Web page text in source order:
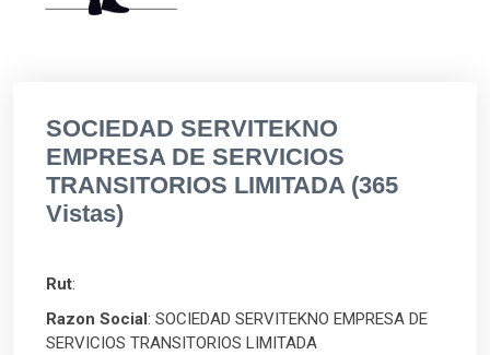
SOCIEDAD SERVITEKNO
EMPRESA DE SERVICIOS
TRANSITORIOS LIMITADA (365
Vistas)
Rut:
Razon Social : SOCIEDAD SERVITEKNO EMPRESA DE
SERVICIOS TRANSITORIOS LIMITADA